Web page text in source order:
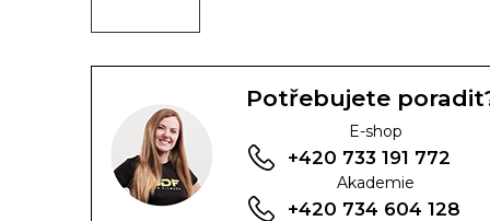
Potřebujete
E-shop
+420 733 191 772
Akademie
+420 734 604 128